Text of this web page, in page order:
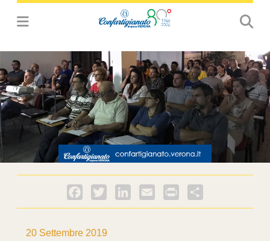
Facebook
Twitter LinkedInEmail PrintFriendly
20 Settembre 2019